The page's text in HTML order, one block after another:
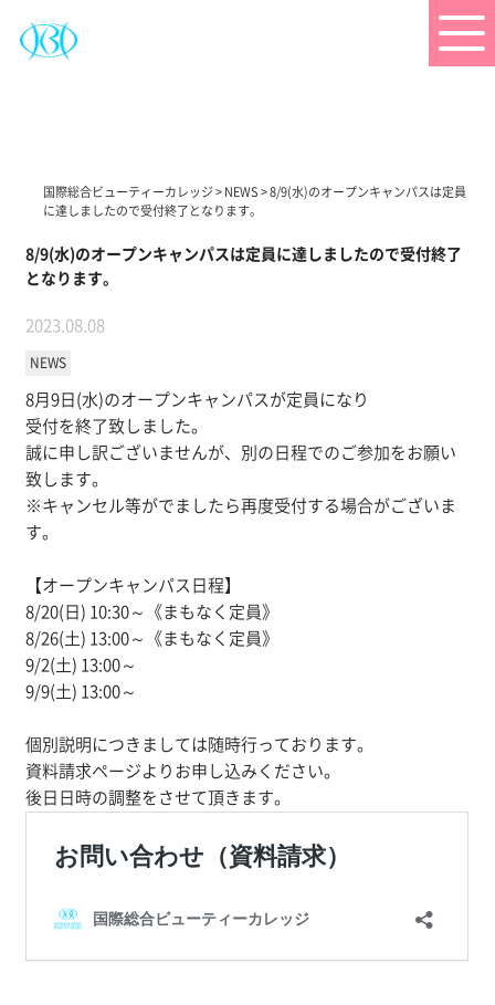
国際総合ビューティーカレッジ> NEWS >8/9(水)のオープンキャンパスは定員
に達しましたので受付終了となります。
8/9(水)のオープンキャンパスは定員に達しましたので受付終了
となります。
2023.08.08
NEWS
8月9日(水)のオープンキャンパスが定員になり
受付を終了致しました。
誠に申し訳ございませんが、別の日程でのご参加をお願い
致します。
※キャンセル等がでましたら再度受付する場合がございま
す。
【オープンキャンパス日程】
8/20(日) 10:30～《まもなく定員》
8/26(土) 13:00～《まもなく定員》
9/2(土) 13:00～
9/9(土) 13:00～
個別説明につきましては随時行っております。
資料請求ページよりお申し込みください。
後日日時の調整をさせて頂きます。